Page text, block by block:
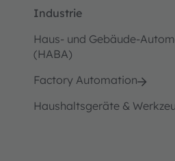
Industrie
Haus- und Gebäude-
(HABA)
Factory Automation
Haushaltsgeräte &